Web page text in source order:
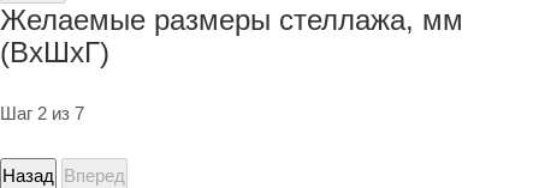
Желаемые размеры стеллажа, мм
(ВхШхГ)
Шаг 2 из 7
Назад Вперед